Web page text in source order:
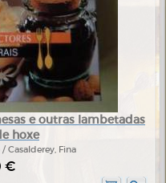
e outras lambetadas
hoxe
Casalderey, Fina
€